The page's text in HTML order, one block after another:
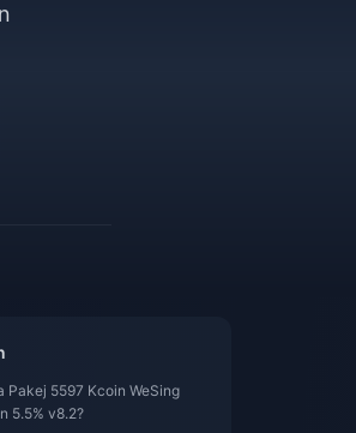
Pakej 5597 Kcoin WeSing
5.5% v8.2?